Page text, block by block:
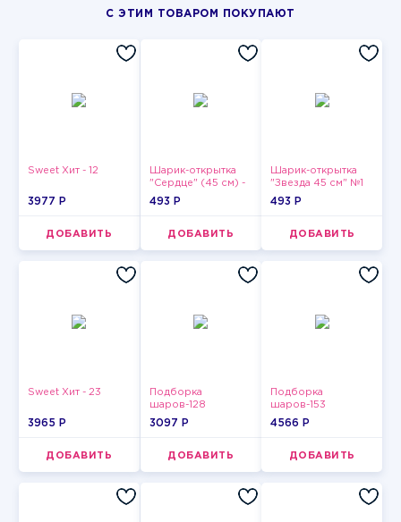
С ЭТИМ ТОВАРОМ ПОКУПАЮТ
Sweet Хит - 12
3977 P
ДОБАВИТЬ
Шарик-открытка
"Сердце" (45 см) -
2
493 P
ДОБАВИТЬ
Шарик-открытка
"Звезда 45 см" №1
493 P
ДОБАВИТЬ
Sweet Хит - 23
3965 P
ДОБАВИТЬ
Подборка
шаров-128
3097 P
ДОБАВИТЬ
Подборка
шаров-153
4566 P
ДОБАВИТЬ